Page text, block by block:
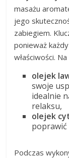
masażu
jego
zabiegiem.
ponieważ
właściwości.
olejek
swoje
idealnie
relaksu,
olejek
Podczas